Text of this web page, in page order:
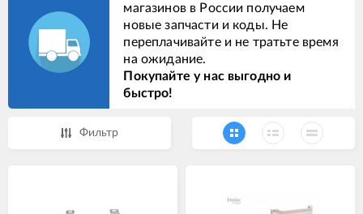
магазинов в России получаем
новые запчасти и коды. Не
переплачивайте и не тратьте время
на ожидание.
Покупайте у нас выгодно и
быстро!
Фильтр